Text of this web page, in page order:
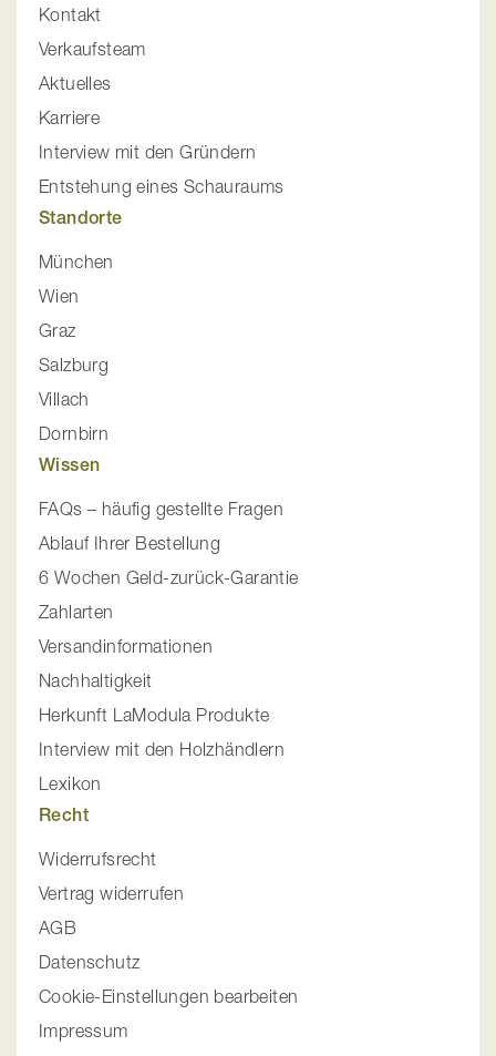
Kontakt
Verkaufsteam
Aktuelles
Karriere
Interview mit den Gründern
Entstehung eines Schauraums
Standorte
München
Wien
Graz
Salzburg
Villach
Dornbirn
Wissen
FAQs – häufig gestellte Fragen
Ablauf Ihrer Bestellung
6 Wochen Geld-zurück-Garantie
Zahlarten
Versandinformationen
Nachhaltigkeit
Herkunft LaModula Produkte
Interview mit den Holzhändlern
Lexikon
Recht
Widerrufsrecht
Vertrag widerrufen
AGB
Datenschutz
Cookie-Einstellungen bearbeiten
Impressum